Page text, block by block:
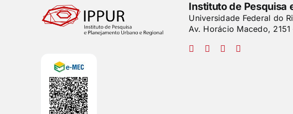
Instituto de Pesquisa
Universidade Federal do
Av. Horácio Macedo,